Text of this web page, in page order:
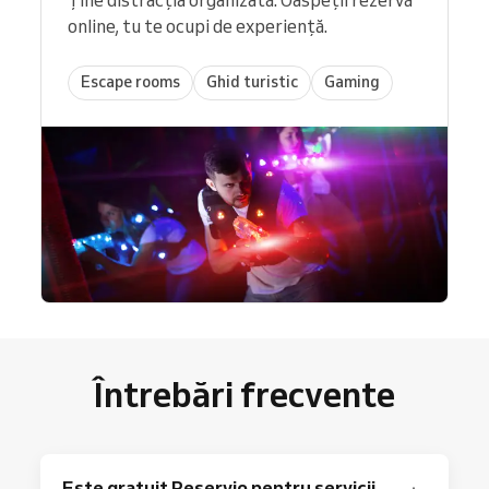
online, tu te ocupi de experiență.
Escape rooms Ghid turistic Gaming
Întrebări frecvente